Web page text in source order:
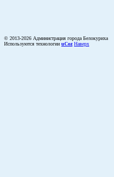
© 2013-2026 Администрация города Белокуриха
Используются технологии uCoz Наверх